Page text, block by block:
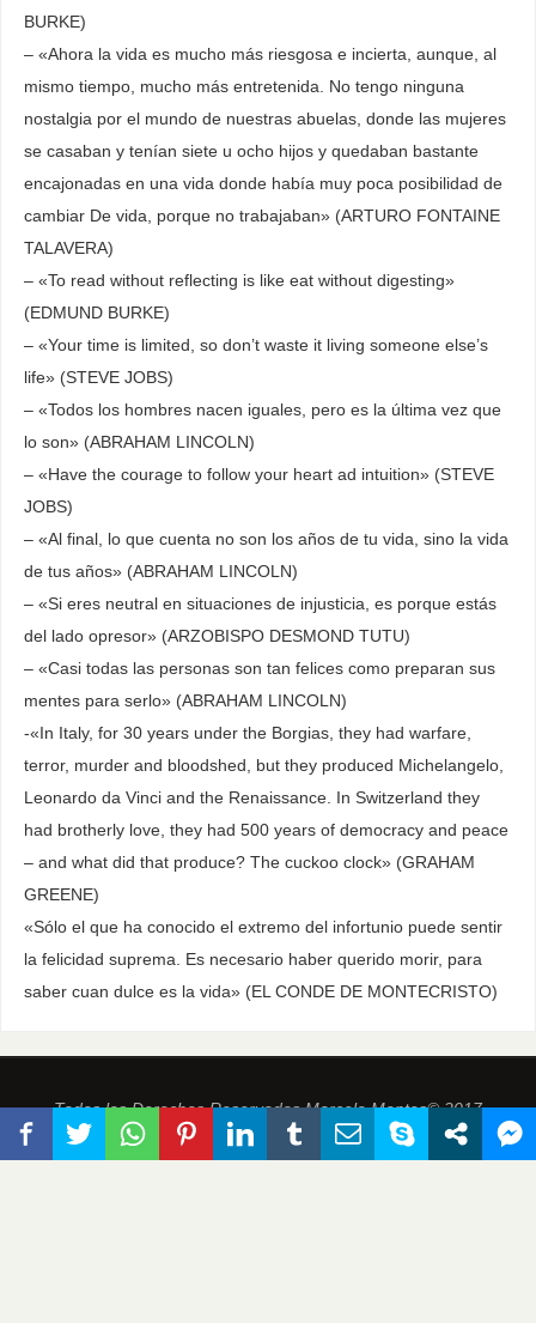
BURKE)
– «Ahora la vida es mucho más riesgosa e incierta, aunque, al
mismo tiempo, mucho más entretenida. No tengo ninguna
nostalgia por el mundo de nuestras abuelas, donde las mujeres
se casaban y tenían siete u ocho hijos y quedaban bastante
encajonadas en una vida donde había muy poca posibilidad de
cambiar De vida, porque no trabajaban» (ARTURO FONTAINE
TALAVERA)
– «To read without reflecting is like eat without digesting»
(EDMUND BURKE)
– «Your time is limited, so don’t waste it living someone else’s
life» (STEVE JOBS)
– «Todos los hombres nacen iguales, pero es la última vez que
lo son» (ABRAHAM LINCOLN)
– «Have the courage to follow your heart ad intuition» (STEVE
JOBS)
– «Al final, lo que cuenta no son los años de tu vida, sino la vida
de tus años» (ABRAHAM LINCOLN)
– «Si eres neutral en situaciones de injusticia, es porque estás
del lado opresor» (ARZOBISPO DESMOND TUTU)
– «Casi todas las personas son tan felices como preparan sus
mentes para serlo» (ABRAHAM LINCOLN)
-«In Italy, for 30 years under the Borgias, they had warfare,
terror, murder and bloodshed, but they produced Michelangelo,
Leonardo da Vinci and the Renaissance. In Switzerland they
had brotherly love, they had 500 years of democracy and peace
– and what did that produce? The cuckoo clock» (GRAHAM
GREENE)
«Sólo el que ha conocido el extremo del infortunio puede sentir
la felicidad suprema. Es necesario haber querido morir, para
saber cuan dulce es la vida» (EL CONDE DE MONTECRISTO)
Todos los Derechos Reservados Marcelo Montes© 2017
FUNCIONA CONPARABOLA&WORDPRESS.